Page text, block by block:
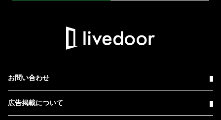
お問い合わせ
広告掲載について